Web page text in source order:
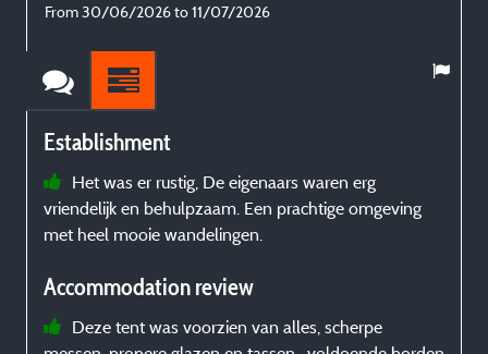
From 30/06/2026 to 11/07/2026
Establishment
Het was er rustig, De eigenaars waren erg
vriendelijk en behulpzaam. Een prachtige omgeving
met heel mooie wandelingen.
Accommodation review
Deze tent was voorzien van alles, scherpe